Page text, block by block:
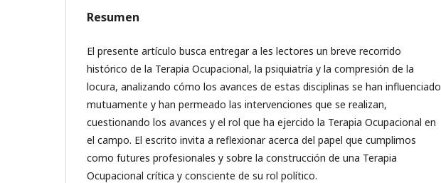
Resumen
El presente artículo busca entregar a les lectores un breve recorrido
histórico de la Terapia Ocupacional, la psiquiatría y la compresión de la
locura, analizando cómo los avances de estas disciplinas se han influenciado
mutuamente y han permeado las intervenciones que se realizan,
cuestionando los avances y el rol que ha ejercido la Terapia Ocupacional en
el campo. El escrito invita a reflexionar acerca del papel que cumplimos
como futures profesionales y sobre la construcción de una Terapia
Ocupacional crítica y consciente de su rol político.